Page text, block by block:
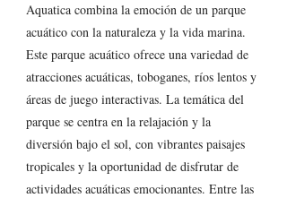
Aquatica combina la emoción de un parque
acuático con la naturaleza y la vida marina.
Este parque acuático ofrece una variedad de
atracciones acuáticas, toboganes, ríos lentos y
áreas de juego interactivas. La temática del
parque se centra en la relajación y la
diversión bajo el sol, con vibrantes paisajes
tropicales y la oportunidad de disfrutar de
actividades acuáticas emocionantes. Entre las